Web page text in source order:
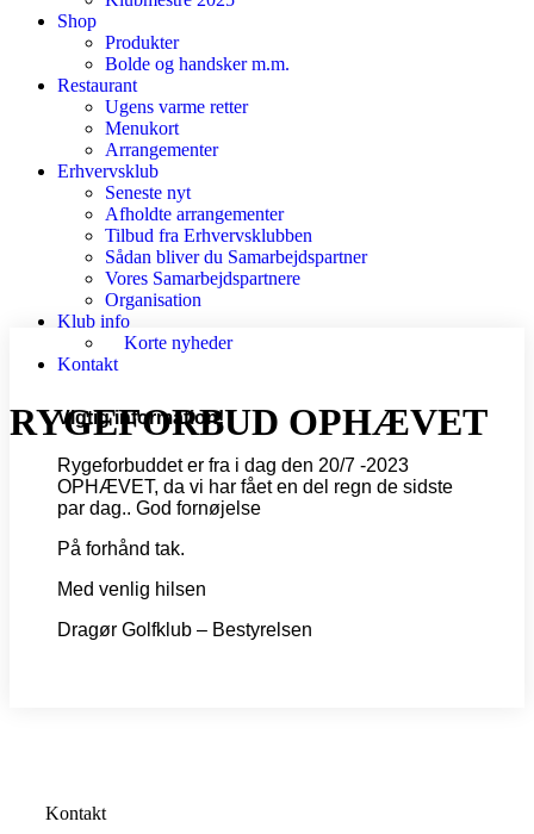
Shop
Produkter
Bolde og handsker m.m.
Restaurant
Ugens varme retter
Menukort
Arrangementer
Erhvervsklub
Seneste nyt
Afholdte arrangementer
Tilbud fra Erhvervsklubben
Sådan bliver du Samarbejdspartner
Vores Samarbejdspartnere
Organisation
Klub info
Korte nyheder
Kontakt
RYGEFORBUD OPHÆVET
Vigtig information!
Rygeforbuddet er fra i dag den 20/7 -2023
OPHÆVET, da vi har fået en del regn de sidste
par dag.. God fornøjelse
På forhånd tak.
Med venlig hilsen
Dragør Golfklub – Bestyrelsen
Kontakt